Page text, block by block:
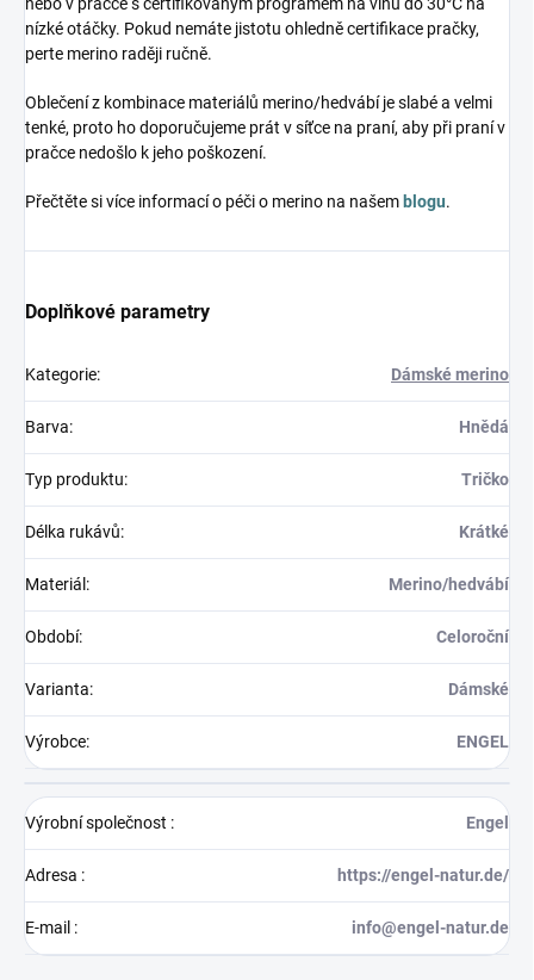
nízké otáčky. Pokud nemáte jistotu ohledně certifikace pračky,
perte merino raději ručně.
Oblečení z kombinace materiálů merino/hedvábí je slabé a velmi
tenké, proto ho doporučujeme prát v síťce na praní, aby při praní v
pračce nedošlo k jeho poškození.
Přečtěte si více informací o péči o merino na našem blogu.
Doplňkové parametry
Kategorie: Dámské merino
Barva: Hnědá
Typ produktu: Tričko
Délka rukávů: Krátké
Materiál : Merino/hedvábí
Období: Celoroční
Varianta: Dámské
Výrobce: ENGEL
Výrobní společnost : Engel
Adresa : https://engel-natur.de/
E-mail : info@engel-natur.de